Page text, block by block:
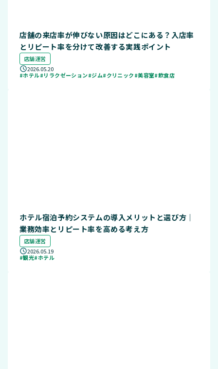
店舗の来店率が伸びない原因はどこにある？入店率
とリピート率を分けて改善する実践ポイント
店舗運営
2026.05.20
#ホテル#リラクゼーション#ジム#クリニック#美容室#飲食店
ホテル宿泊予約システムの導入メリットと選び方｜
業務効率とリピート率を高める考え方
店舗運営
2026.05.19
#観光#ホテル